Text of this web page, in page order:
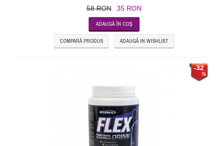
58 RON 35 RON
COMPARĂ PRODUS ADAUGĂ IN WISHLIST
-32